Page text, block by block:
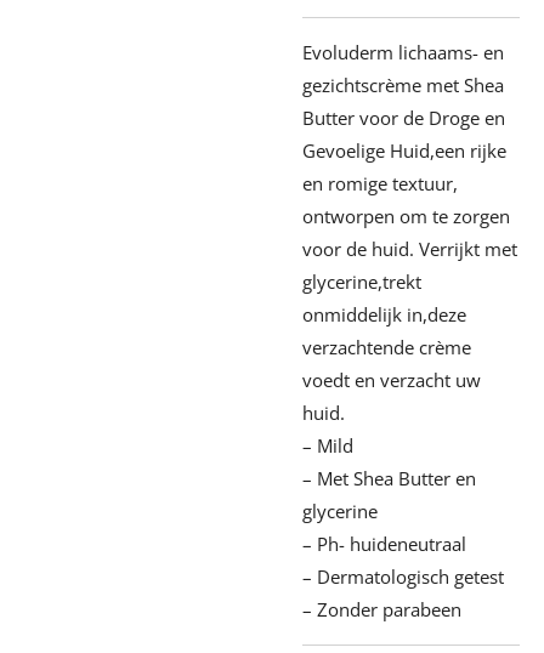
Evoluderm lichaams- en
gezichtscrème met Shea
Butter voor de Droge en
Gevoelige Huid,een rijke
en romige textuur,
ontworpen om te zorgen
voor de huid. Verrijkt met
glycerine,trekt
onmiddelijk in,deze
verzachtende crème
voedt en verzacht uw
huid.
– Mild
– Met Shea Butter en
glycerine
– Ph- huideneutraal
– Dermatologisch getest
– Zonder parabeen